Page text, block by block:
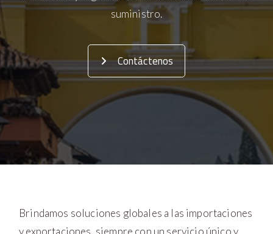
suministro.
Contáctenos
Brindamos soluciones globales a las importaciones
y exportaciones, siempre con un servicio único y